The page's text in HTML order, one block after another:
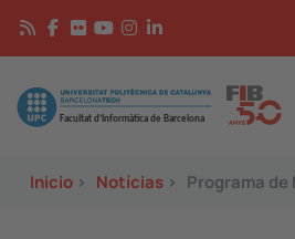
Pasar al contenido principal
Image
Inicio > Notícias > Programa